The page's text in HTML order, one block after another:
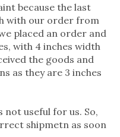
because the last
with our order from
placed an order and
with 4 inches width
the goods and
as they are 3 inches
useful for us. So,
shipmetn as soon